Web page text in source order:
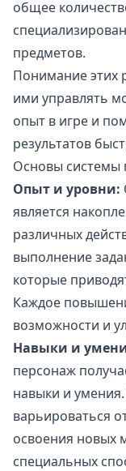
общее
предметов.
Понимание этих
ими управлять
опыт в игре и
результатов
Основы системы
Опыт и уровни:
является
различных
выполнение
которые
Каждое
возможности и
Навыки и
персонаж
навыки и
варьироваться
освоения новых
специальных